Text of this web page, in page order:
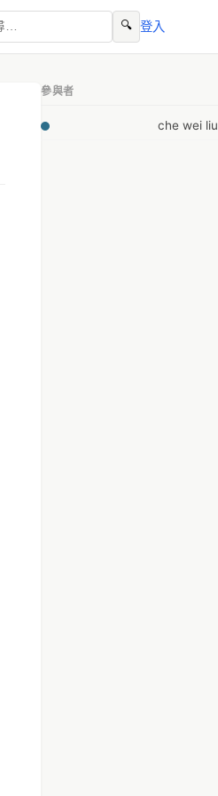
🔍 登入
參與者
che wei liu